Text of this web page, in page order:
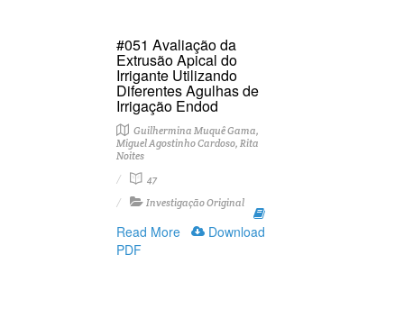
#051 Avaliação da
Extrusão Apical do
Irrigante Utilizando
Diferentes Agulhas de
Irrigação Endod
Guilhermina Muquê Gama,
Miguel Agostinho Cardoso, Rita
Noites
47
Investigação Original
Read More
Download
PDF